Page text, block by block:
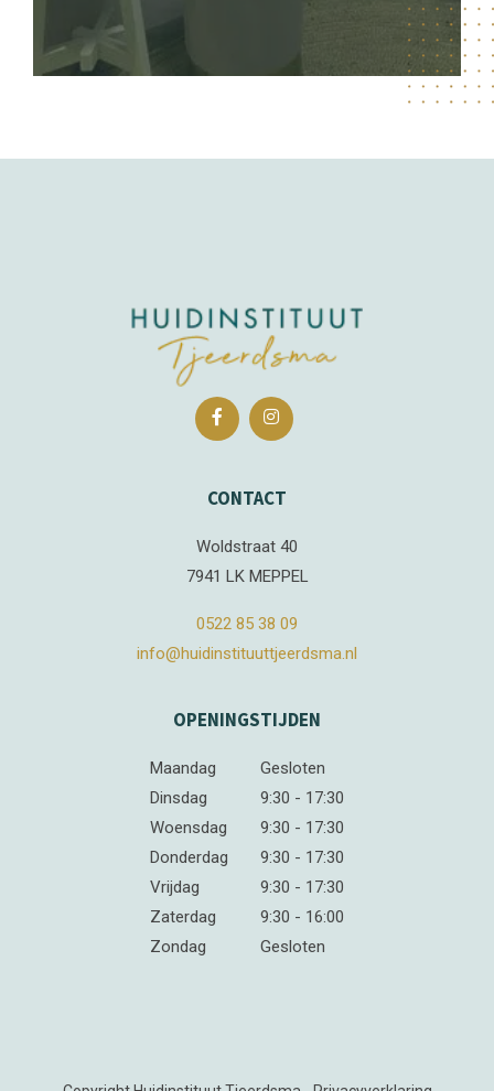
CONTACT
Woldstraat 40
7941 LK MEPPEL
0522 85 38 09
info@huidinstituuttjeerdsma.nl
OPENINGSTIJDEN
Maandag
Gesloten
Dinsdag
9:30 - 17:30
Woensdag
9:30 - 17:30
Donderdag
9:30 - 17:30
Vrijdag
9:30 - 17:30
Zaterdag
9:30 - 16:00
Zondag
Gesloten